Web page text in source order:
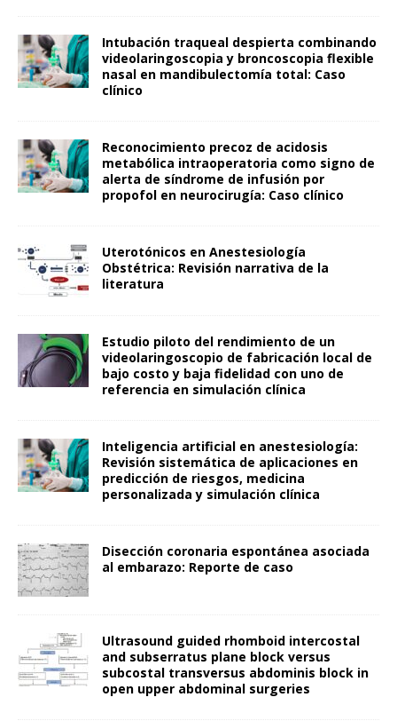
Intubación traqueal despierta combinando
videolaringoscopia y broncoscopia flexible
nasal en mandibulectomía total: Caso
clínico
Reconocimiento precoz de acidosis
metabólica intraoperatoria como signo de
alerta de síndrome de infusión por
propofol en neurocirugía: Caso clínico
Uterotónicos en Anestesiología
Obstétrica: Revisión narrativa de la
literatura
Estudio piloto del rendimiento de un
videolaringoscopio de fabricación local de
bajo costo y baja fidelidad con uno de
referencia en simulación clínica
Inteligencia artificial en anestesiología:
Revisión sistemática de aplicaciones en
predicción de riesgos, medicina
personalizada y simulación clínica
Disección coronaria espontánea asociada
al embarazo: Reporte de caso
Ultrasound guided rhomboid intercostal
and subserratus plane block versus
subcostal transversus abdominis block in
open upper abdominal surgeries